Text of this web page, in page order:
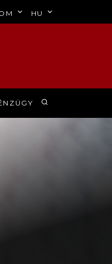
HU